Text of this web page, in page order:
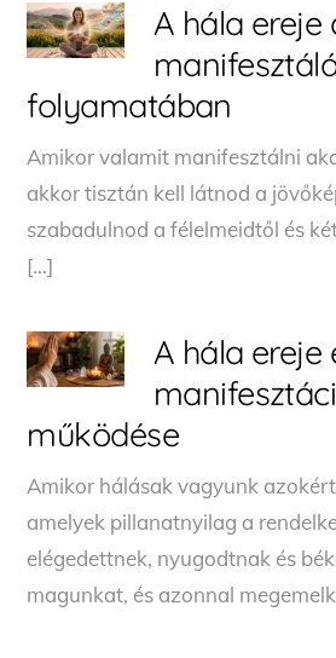
A hála ereje
folyamatában
Amikor valamit manifesztálni
akkor tisztán kell látnod a
szabadulnod a félelmeidtől és
[…]
A hála ereje
működése
Amikor hálásak vagyunk
amelyek pillanatnyilag a
elégedettnek, nyugodtnak és
magunkat, és azonnal